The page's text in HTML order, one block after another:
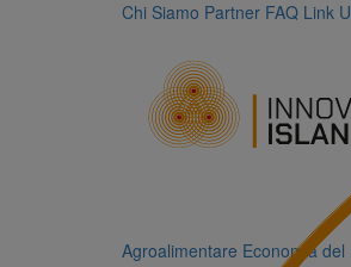
Chi Siamo Partner FAQ Link
Agroalimentare Economia del